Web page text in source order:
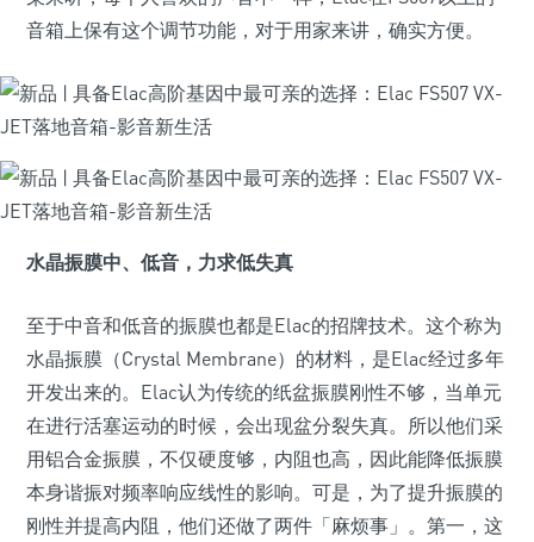
音箱上保有这个调节功能，对于用家来讲，确实方便。
水晶振膜中、低音，力求低失真
至于中音和低音的振膜也都是Elac的招牌技术。这个称为
水晶振膜（Crystal Membrane）的材料，是Elac经过多年
开发出来的。Elac认为传统的纸盆振膜刚性不够，当单元
在进行活塞运动的时候，会出现盆分裂失真。所以他们采
用铝合金振膜，不仅硬度够，内阻也高，因此能降低振膜
本身谐振对频率响应线性的影响。可是，为了提升振膜的
刚性并提高内阻，他们还做了两件「麻烦事」。第一，这